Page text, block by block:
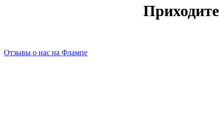
Отзывы о нас на Флампе